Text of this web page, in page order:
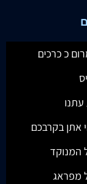
כ כרכים
אתן בקרבכם
המנוקד
מפראג